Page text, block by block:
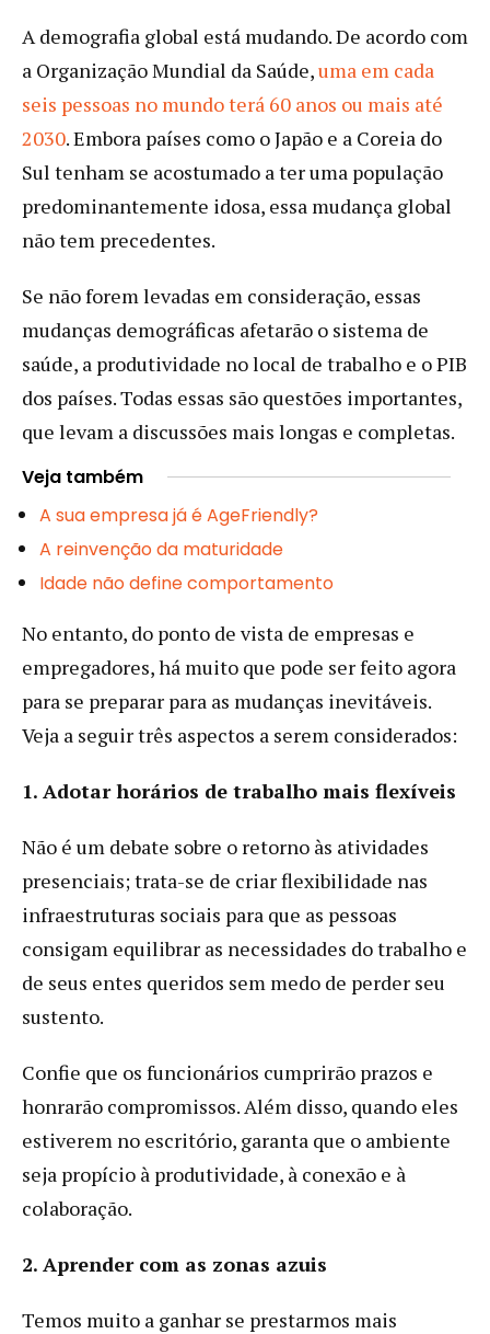
A demografia global está mudando. De acordo com
a Organização Mundial da Saúde,uma em cada
seis pessoas no mundo terá 60 anos ou mais até
2030. Embora países como o Japão e a Coreia do
Sul tenham se acostumado a ter uma população
predominantemente idosa, essa mudança global
não tem precedentes.
Se não forem levadas em consideração, essas
mudanças demográficas afetarão o sistema de
saúde, a produtividade no local de trabalho e o PIB
dos países. Todas essas são questões importantes,
que levam a discussões mais longas e completas.
Veja também
A sua empresa já é AgeFriendly?
A reinvenção da maturidade
Idade não define comportamento
No entanto, do ponto de vista de empresas e
empregadores, há muito que pode ser feito agora
para se preparar para as mudanças inevitáveis.
Veja a seguir três aspectos a serem considerados:
1. Adotar horários de trabalho mais flexíveis
Não é um debate sobre o retorno às atividades
presenciais; trata-se de criar flexibilidade nas
infraestruturas sociais para que as pessoas
consigam equilibrar as necessidades do trabalho e
de seus entes queridos sem medo de perder seu
sustento.
Confie que os funcionários cumprirão prazos e
honrarão compromissos. Além disso, quando eles
estiverem no escritório, garanta que o ambiente
seja propício à produtividade, à conexão e à
colaboração.
2. Aprender com as zonas azuis
Temos muito a ganhar se prestarmos mais